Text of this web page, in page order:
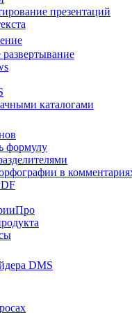
презентаций
каталогами
формулу
в
DMS